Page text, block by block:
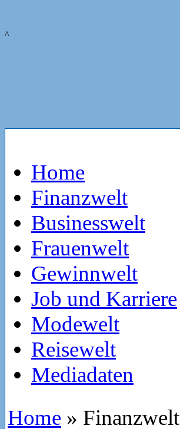
^
Home
Finanzwelt
Businesswelt
Frauenwelt
Gewinnwelt
Job und Karriere
Modewelt
Reisewelt
Mediadaten
Home » Finanzwelt